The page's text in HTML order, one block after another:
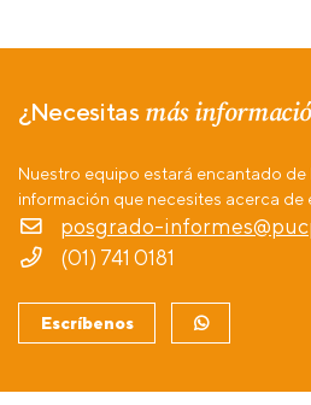
¿Necesitas más
Nuestro equipo estará encantado
información que necesites acerca de
posgrado-
(01) 741 0181
Escríbenos